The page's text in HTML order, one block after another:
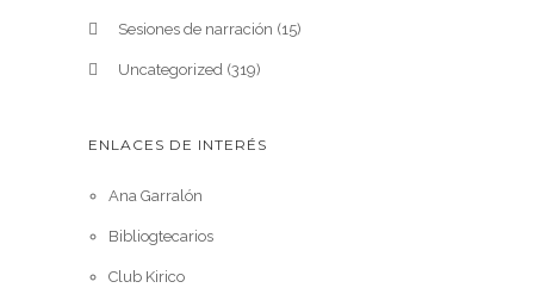
Sesiones de narración (15)
Uncategorized (319)
ENLACES DE INTERÉS
Ana Garralón
Bibliogtecarios
Club Kirico